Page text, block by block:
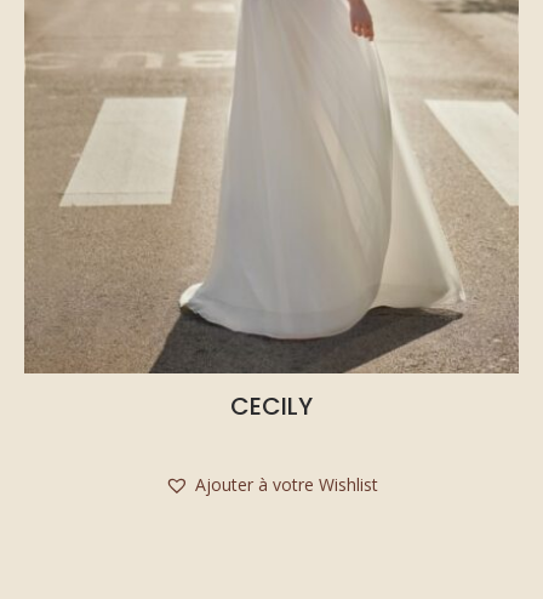
CECILY
Ajouter à votre Wishlist